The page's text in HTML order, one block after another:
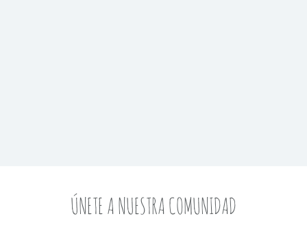
ÚNETE A NUESTRA COMUNIDAD